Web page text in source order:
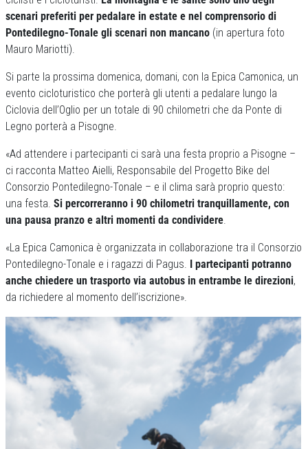
scenari preferiti per pedalare in estate e nel comprensorio di
Pontedilegno-Tonale gli scenari non mancano (in apertura foto
Mauro Mariotti).
Si parte la prossima domenica, domani, con la Epica Camonica, un
evento cicloturistico che porterà gli utenti a pedalare lungo la
Ciclovia dell’Oglio per un totale di 90 chilometri che da Ponte di
Legno porterà a Pisogne.
«Ad attendere i partecipanti ci sarà una festa proprio a Pisogne –
ci racconta Matteo Aielli, Responsabile del Progetto Bike del
Consorzio Pontedilegno-Tonale – e il clima sarà proprio questo:
una festa. Si percorreranno i 90 chilometri tranquillamente, con
una pausa pranzo e altri momenti da condividere.
«La Epica Camonica è organizzata in collaborazione tra il Consorzio
Pontedilegno-Tonale e i ragazzi di Pagus. I partecipanti potranno
anche chiedere un trasporto via autobus in entrambe le direzioni,
da richiedere al momento dell’iscrizione».